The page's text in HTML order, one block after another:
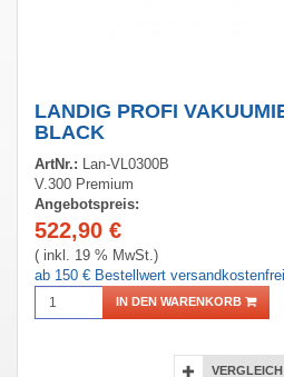
LANDIG PROFI
BLACK
ArtNr.:
Lan-VL0300B
V.300 Premium
Angebotspreis:
522,90 €
( inkl. 19 % MwSt.)
ab 150 € Bestellwert versandkostenfrei
IN DEN WARENKORB
VERGLEICH